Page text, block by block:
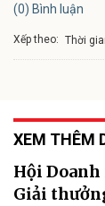
(0) Bình luận
Xếp theo: Thời
XEM THÊM
Hội
Giải